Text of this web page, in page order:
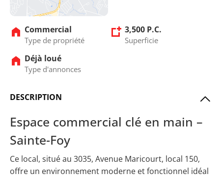
Commercial
Type de propriété
3,500 P.C.
Superficie
Déjà loué
Type d'annonces
DESCRIPTION
Espace commercial clé en main –
Sainte-Foy
Ce local, situé au 3035, Avenue Maricourt, local 150,
offre un environnement moderne et fonctionnel idéal